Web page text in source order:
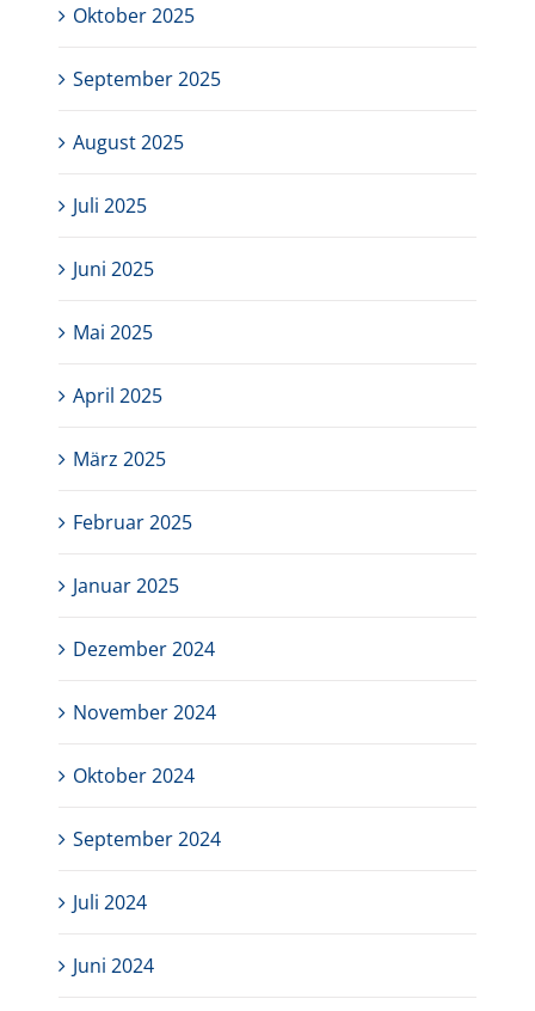
Oktober 2025
September 2025
August 2025
Juli 2025
Juni 2025
Mai 2025
April 2025
März 2025
Februar 2025
Januar 2025
Dezember 2024
November 2024
Oktober 2024
September 2024
Juli 2024
Juni 2024